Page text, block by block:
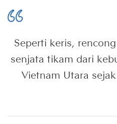
Seperti keris,
senjata tikam dari
Vietnam Utara